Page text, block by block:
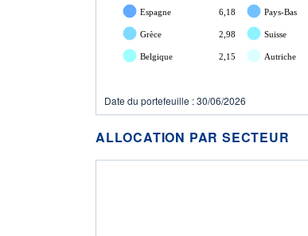
Espagne 6,18 Pays-Bas
Grèce 2,98 Suisse
Belgique 2,15 Autriche
Date du portefeuille : 30/06/2026
ALLOCATION PAR SECTEUR